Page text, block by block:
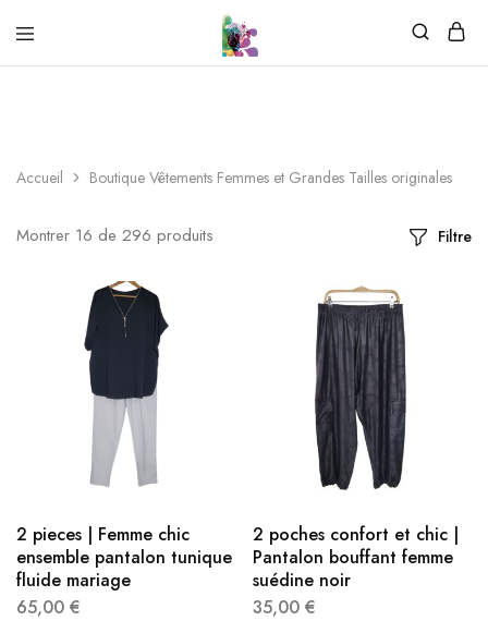
Accueil Boutique Vêtements Femmes et Grandes Tailles originales
Montrer 16 de 296 produits Filtre
2 pieces | Femme chic
ensemble pantalon tunique
fluide mariage
65,00 €
2 poches confort et chic |
Pantalon bouffant femme
suédine noir
35,00 €